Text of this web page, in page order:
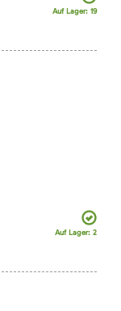
Auf Lager: 19
Auf Lager: 2